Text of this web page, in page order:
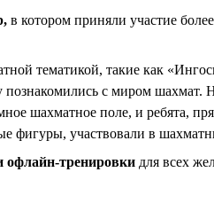
в котором приняли участие
тематикой, такие как
познакомились с миром шахмат.
шахматное поле, и ребята,
фигуры, участвовали в
офлайн-тренировки для всех